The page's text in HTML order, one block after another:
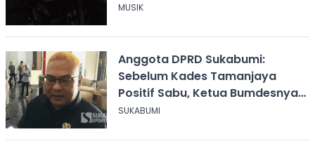
MUSIK
Anggota DPRD Sukabumi:
Sebelum Kades Tamanjaya
Positif Sabu, Ketua Bumdesnya
Juga Terjerat Dugaan Narkoba
SUKABUMI